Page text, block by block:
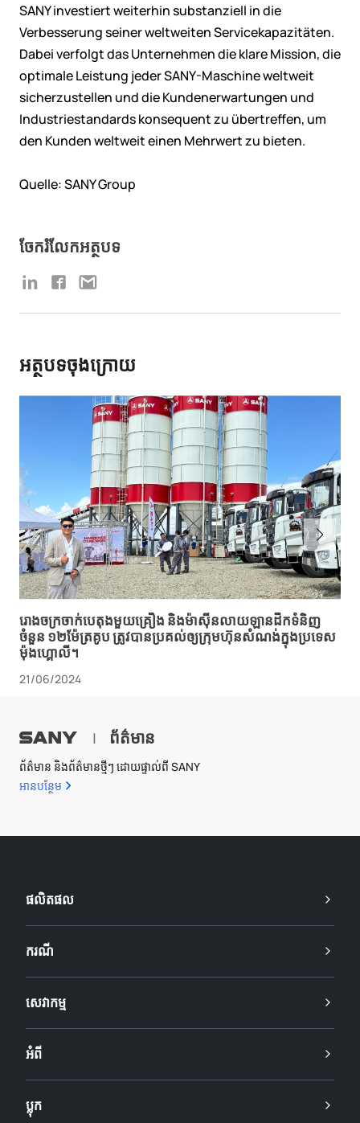
SANY investiert weiterhin substanziell in die
Verbesserung seiner weltweiten Servicekapazitäten.
Dabei verfolgt das Unternehmen die klare Mission, die
optimale Leistung jeder SANY-Maschine weltweit
sicherzustellen und die Kundenerwartungen und
Industriestandards konsequent zu übertreffen, um
den Kunden weltweit einen Mehrwert zu bieten.
Quelle: SANY Group
ចែករំលែកអត្ថបទ
អត្ថបទចុងក្រោយ
រោងចក្រ​ចាក់​បេតុង​មួយ​គ្រឿង និង​ម៉ាស៊ីន​លាយ​ឡាន​ដឹក​ទំនិញ​
ចំនួន ១២​ម៉ែត្រគូប ត្រូវ​បាន​ប្រគល់​ឲ្យ​ក្រុមហ៊ុន​សំណង់​ក្នុង​ប្រទេស​
ម៉ុងហ្គោលី។
21/06/2024
| ព័ត៌មាន
ព័ត៌មាន និងព័ត៌មានថ្មីៗ ដោយផ្ទាល់ពី SANY
អាន​បន្ថែម
ផលិតផល
ករណី
សេវាកម្ម
អំពី
ប្លុក